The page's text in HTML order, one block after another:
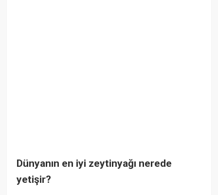
Dünyanın en iyi zeytinyağı nerede
yetişir?